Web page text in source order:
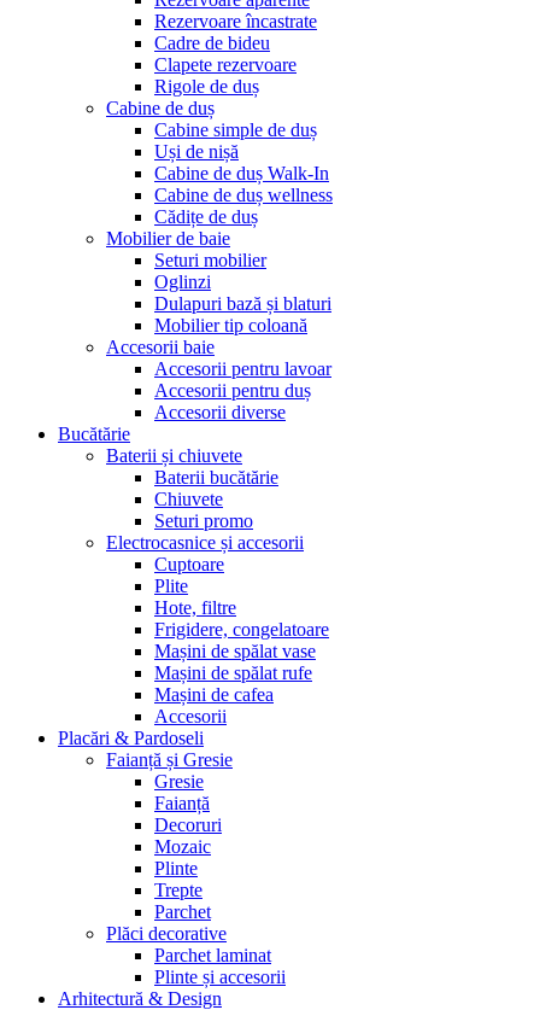
Rezervoare încastrate
Cadre de bideu
Clapete rezervoare
Rigole de duș
Cabine de duș
Cabine simple de duș
Uși de nișă
Cabine de duș Walk-In
Cabine de duș wellness
Cădițe de duș
Mobilier de baie
Seturi mobilier
Oglinzi
Dulapuri bază și blaturi
Mobilier tip coloană
Accesorii baie
Accesorii pentru lavoar
Accesorii pentru duș
Accesorii diverse
Bucătărie
Baterii și chiuvete
Baterii bucătărie
Chiuvete
Seturi promo
Electrocasnice și accesorii
Cuptoare
Plite
Hote, filtre
Frigidere, congelatoare
Mașini de spălat vase
Mașini de spălat rufe
Mașini de cafea
Accesorii
Placări & Pardoseli
Faianță și Gresie
Gresie
Faianță
Decoruri
Mozaic
Plinte
Trepte
Parchet
Plăci decorative
Parchet laminat
Plinte și accesorii
Arhitectură & Design